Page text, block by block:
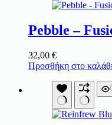
Pebble –
32,00 €
Προσθήκη στο καλάθι